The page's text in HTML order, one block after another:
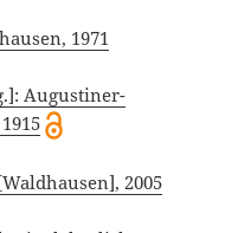
1971
Augustiner-
2005